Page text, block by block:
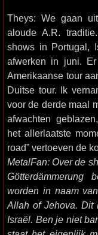
Theys: We gaan
aloude A.R.
shows in Portugal,
afwerken in juni.
Amerikaanse tour
Duitse tour. Ik
voor de derde maal
afwachten
het allerlaatste
road” vertoeven de
MetalFan: Over de
Götterdämmerung
worden in naam
Allah of Jehova. Dit
Israël. Ben je niet